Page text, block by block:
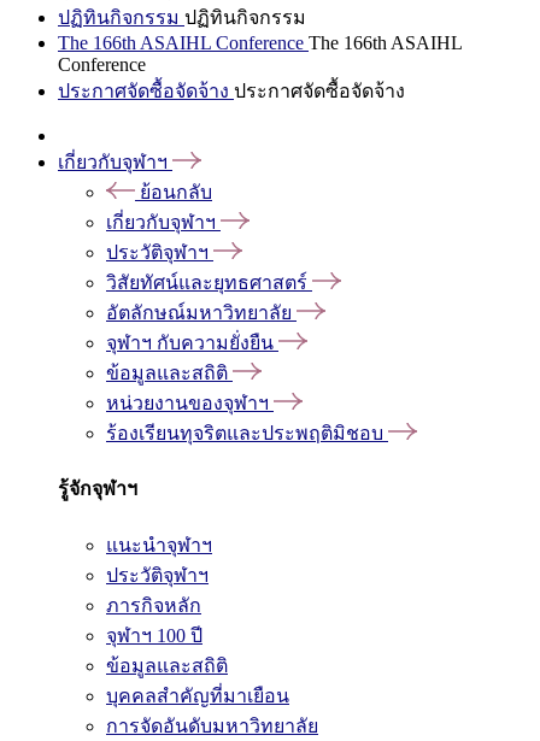
ปฏิทินกิจกรรม ปฏิทินกิจกรรม
The 166th ASAIHL Conference The 166th ASAIHL
Conference
ประกาศจัดซื้อจัดจ้าง ประกาศจัดซื้อจัดจ้าง
เกี่ยวกับจุฬาฯ
ย้อนกลับ
เกี่ยวกับจุฬาฯ
ประวัติจุฬาฯ
วิสัยทัศน์และยุทธศาสตร์
อัตลักษณ์มหาวิทยาลัย
จุฬาฯ กับความยั่งยืน
ข้อมูลและสถิติ
หน่วยงานของจุฬาฯ
ร้องเรียนทุจริตและประพฤติมิชอบ
รู้จักจุฬาฯ
แนะนำจุฬาฯ
ประวัติจุฬาฯ
ภารกิจหลัก
จุฬาฯ 100 ปี
ข้อมูลและสถิติ
บุคคลสำคัญที่มาเยือน
การจัดอันดับมหาวิทยาลัย